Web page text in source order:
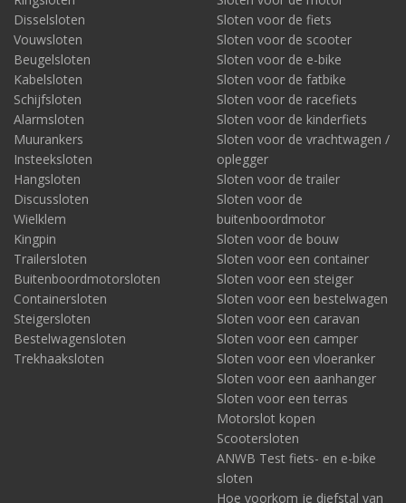
Disselsloten
Vouwsloten
Beugelsloten
Kabelsloten
Schijfsloten
Alarmsloten
Muurankers
Insteeksloten
Hangsloten
Discussloten
Wielklem
Kingpin
Trailersloten
Buitenboordmotorsloten
Containersloten
Steigersloten
Bestelwagensloten
Trekhaaksloten
Sloten voor de fiets
Sloten voor de scooter
Sloten voor de e-bike
Sloten voor de fatbike
Sloten voor de racefiets
Sloten voor de kinderfiets
Sloten voor de vrachtwagen /
oplegger
Sloten voor de trailer
Sloten voor de
buitenboordmotor
Sloten voor de bouw
Sloten voor een container
Sloten voor een steiger
Sloten voor een bestelwagen
Sloten voor een caravan
Sloten voor een camper
Sloten voor een vloeranker
Sloten voor een aanhanger
Sloten voor een terras
Motorslot kopen
Scootersloten
ANWB Test fiets- en e-bike
sloten
Hoe voorkom je diefstal van